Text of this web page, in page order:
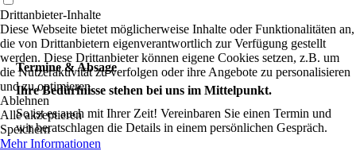
Termine & Absage
Ihre Bedürfnisse stehen bei uns im Mittelpunkt.
So ist es auch mit Ihrer Zeit! Vereinbaren Sie einen Termin und
wir beratschlagen die Details in einem persönlichen Gespräch.
Drittanbieter-Inhalte
Diese Webseite bietet möglicherweise Inhalte oder Funktionalitäten an,
die von Drittanbietern eigenverantwortlich zur Verfügung gestellt
werden. Diese Drittanbieter können eigene Cookies setzen, z.B. um
die Nutzeraktivität zu verfolgen oder ihre Angebote zu personalisieren
und zu optimieren.
Ablehnen
Alle akzeptieren
Speichern
Mehr Informationen